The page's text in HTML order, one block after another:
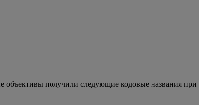
объективы получили следующие кодовые названия при